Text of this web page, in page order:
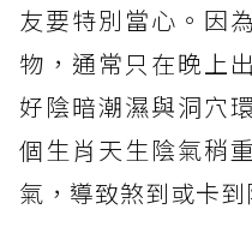
友要特別當心。因
物，通常只在晚上
好陰暗潮濕與洞穴
個生肖天生陰氣稍
氣，導致煞到或卡到